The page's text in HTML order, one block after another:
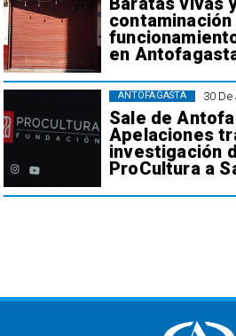
Baratas vivas
en
30 De
Sale de
Apelaciones
investigación
ProCultura a
ANTOFAGASTA